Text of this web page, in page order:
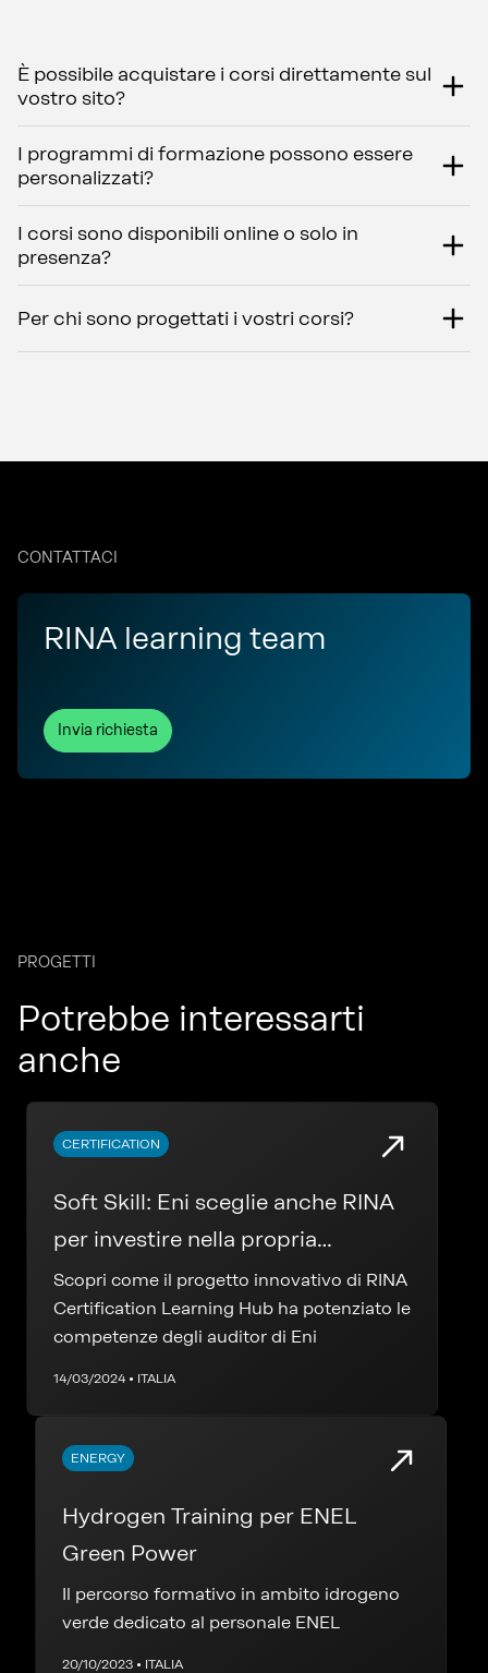
È possibile acquistare i corsi direttamente sul
vostro sito?
I programmi di formazione possono essere
personalizzati?
I corsi sono disponibili online o solo in
presenza?
Per chi sono progettati i vostri corsi?
CONTATTACI
RINA learning team
Invia richiesta
PROGETTI
Potrebbe interessarti
anche
CERTIFICATION
Soft Skill: Eni sceglie anche RINA
per investire nella propria
formazione
Scopri come il progetto innovativo di RINA
Certification Learning Hub ha potenziato le
competenze degli auditor di Eni
14/03/2024 • ITALIA
ENERGY
Hydrogen Training per ENEL
Green Power
Il percorso formativo in ambito idrogeno
verde dedicato al personale ENEL
20/10/2023 • ITALIA